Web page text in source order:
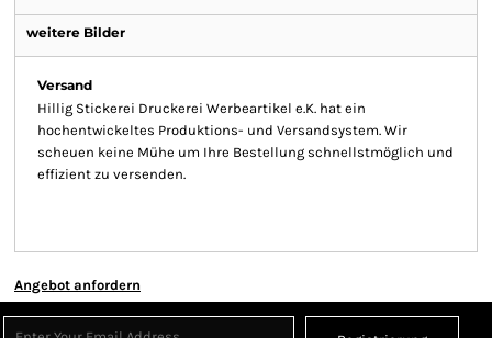
weitere Bilder
Versand
Hillig Stickerei Druckerei Werbeartikel e.K. hat ein
hochentwickeltes Produktions- und Versandsystem. Wir
scheuen keine Mühe um Ihre Bestellung schnellstmöglich und
effizient zu versenden.
Angebot anfordern